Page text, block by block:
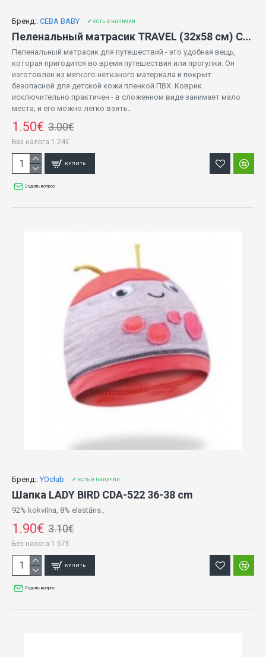
Бренд:: CEBA BABY ✔ есть в наличии
Пеленальный матрасик TRAVEL (32x58 см) CEBA BABY -различные цвета
Пеленальный матрасик для путешествий - это удобная вещь,
которая пригодится во время путешествия или прогулки. Он
изготовлен из мягкого нетканого материала и покрыт
безопасной для детской кожи пленкой ПВХ. Коврик
исключительно практичен - в сложенном виде занимает мало
места, и его можно легко взять..
1.50€ 3.00€
Без налога:1.24€
КУПИТЬ
Задать вопрос
Бренд:: YOclub ✔ есть в наличии
Шапка LADY BIRD CDA-522 36-38 cm
92% kokvilna, 8% elastāns..
1.90€ 3.10€
Без налога:1.57€
КУПИТЬ
Задать вопрос